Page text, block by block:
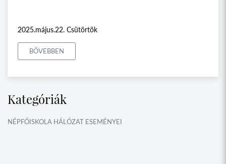
2025.május.22. Csütörtök
BŐVEBBEN
Kategóriák
NÉPFŐISKOLA HÁLÓZAT ESEMÉNYEI